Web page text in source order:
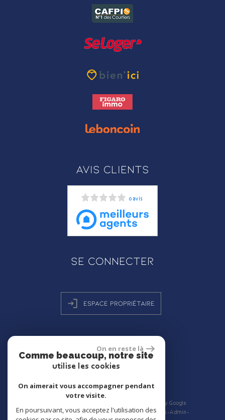
Avis clients
0 avis
Se connecter
Espace propriétaire
réalisé par
© 2026 | Tous droits réservés | Traduction powered by Google
Plan du site Mentions légales Nos honoraires Liens Admin
On en reste là
Comme beaucoup, notre site
utilise les cookies
On aimerait vous accompagner pendant
votre visite.
En poursuivant, vous acceptez l'utilisation des